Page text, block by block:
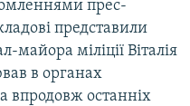
прес-
представили
майора міліції Віталія
в органах
впродовж останніх